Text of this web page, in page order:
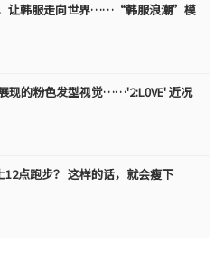
让韩服走向世界……“韩服浪潮”模
现的粉色发型视觉……'2:L0VE' 近况
12点跑步？ 这样的话，就会瘦下